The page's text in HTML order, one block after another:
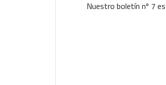
Nuestro boletín nº 7